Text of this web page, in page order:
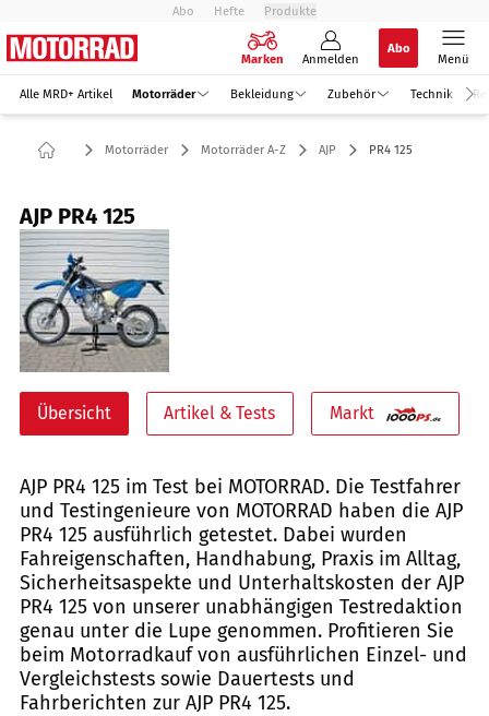
Abo Hefte Produkte
Marken Anmelden
Abo
Menü
Alle MRD+ Artikel Motorräder Bekleidung Zubehör Technik
Motorräder Motorräder A-Z AJP PR4 125
AJP PR4 125
Übersicht Artikel & Tests Markt
AJP PR4 125 im Test bei MOTORRAD. Die Testfahrer
und Testingenieure von MOTORRAD haben die AJP
PR4 125 ausführlich getestet. Dabei wurden
Fahreigenschaften, Handhabung, Praxis im Alltag,
Sicherheitsaspekte und Unterhaltskosten der AJP
PR4 125 von unserer unabhängigen Testredaktion
genau unter die Lupe genommen. Profitieren Sie
beim Motorradkauf von ausführlichen Einzel- und
Vergleichstests sowie Dauertests und
Fahrberichten zur AJP PR4 125.